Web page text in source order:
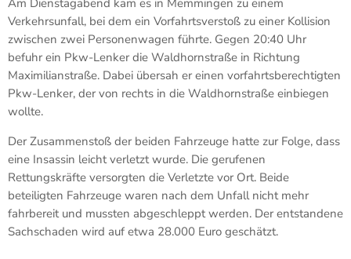
Verkehrsunfall, bei dem ein Vorfahrtsverstoß zu einer Kollision
zwischen zwei Personenwagen führte. Gegen 20:40 Uhr
befuhr ein Pkw-Lenker die Waldhornstraße in Richtung
Maximilianstraße. Dabei übersah er einen vorfahrtsberechtigten
Pkw-Lenker, der von rechts in die Waldhornstraße einbiegen
wollte.
Der Zusammenstoß der beiden Fahrzeuge hatte zur Folge, dass
eine Insassin leicht verletzt wurde. Die gerufenen
Rettungskräfte versorgten die Verletzte vor Ort. Beide
beteiligten Fahrzeuge waren nach dem Unfall nicht mehr
fahrbereit und mussten abgeschleppt werden. Der entstandene
Sachschaden wird auf etwa 28.000 Euro geschätzt.